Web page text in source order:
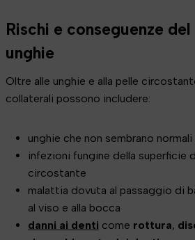
Rischi e conseguenze
unghie
Oltre alle unghie e alla pelle
collaterali possono includere:
unghie che non sembrano normali
infezioni fungine della superficie
circostante
malattia dovuta al passaggio di
al viso e alla bocca
danni ai denti come rottura,